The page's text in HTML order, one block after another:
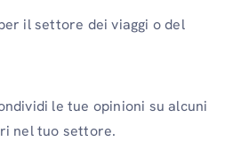
il settore dei viaggi o del
le tue opinioni su alcuni
nel tuo settore.